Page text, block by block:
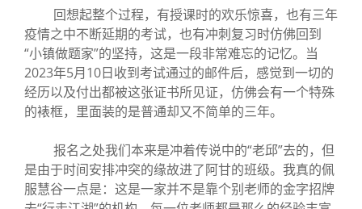
回想起整个过程，有授课时的欢乐惊喜，也有三年
疫情之中不断延期的考试，也有冲刺复习时仿佛回到
“小镇做题家”的坚持，这是一段非常难忘的记忆。当
2023年5月10日收到考试通过的邮件后，感觉到一切的
经历以及付出都被这张证书所见证，仿佛会有一个特殊
的裱框，里面装的是普通却又不简单的三年。
报名之处我们本来是冲着传说中的“老邱”去的，但
是由于时间安排冲突的缘故进了阿甘的班级。我真的佩
服慧谷一点是：这是一家并不是靠个别老师的金字招牌